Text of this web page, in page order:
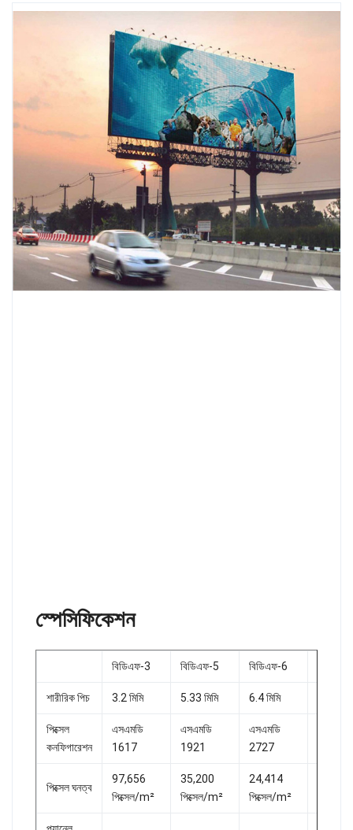
স্পেসিফিকেশন
বিডিএফ-3 বিডিএফ-5 বিডিএফ-6
শারীরিক পিচ 3.2 মিমি 5.33 মিমি 6.4 মিমি
পিক্সেল
কনফিগারেশন
এসএমডি
1617
এসএমডি
1921
এসএমডি
2727
পিক্সেল ঘনত্ব
97,656
পিক্সেল/m²
35,200
পিক্সেল/m²
24,414
পিক্সেল/m²